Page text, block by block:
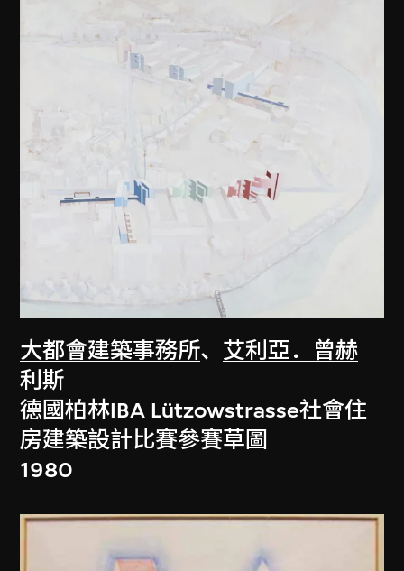
大都會建築事務所、 艾利亞．曾赫
利斯
德國柏林IBA Lützowstrasse社會住
房建築設計比賽參賽草圖
1980